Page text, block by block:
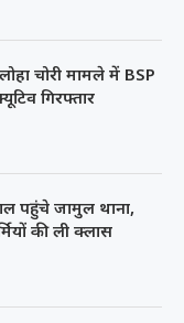
चोरी मामले में BSP
गिरफ्तार
पहुंचे जामुल थाना,
की ली क्लास